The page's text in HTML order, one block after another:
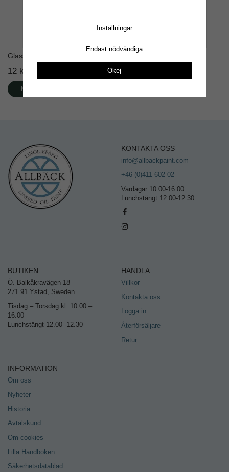
Glasstift en stav
12 kr
Köp
KONTAKTA OSS
info@allbackpaint.com
+46 (0)411 602 02
Vardagar 10:00-16:00
Lunchstängt 12:00-12:30
BUTIKEN
Ö. Balkåkravägen 18
271 91 Ystad, Sweden
Tisdag – Torsdag kl. 10.00 –
16.00
Lunchstängt 12.00 -12.30
HANDLA
Villkor
Kontakta oss
Logga in
Återförsäljare
Retur
INFORMATION
Om oss
Nyheter
Historia
Avtalskund
Om cookies
Lilla Handboken
Säkerhetsdatablad
Inställningar
Endast nödvändiga
Okej